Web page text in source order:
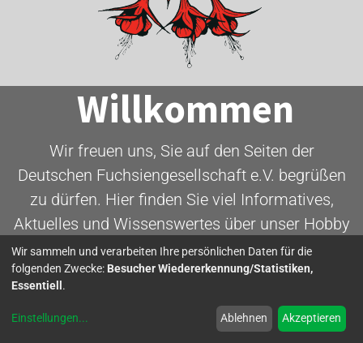
Willkommen
Wir freuen uns, Sie auf den Seiten der
Deutschen Fuchsiengesellschaft e.V. begrüßen
zu dürfen. Hier finden Sie viel Informatives,
Aktuelles und Wissenswertes über unser Hobby
- die Fuchsie.
Wir sammeln und verarbeiten Ihre persönlichen Daten für die
folgenden Zwecke: Besucher Wiedererkennung/Statistiken,
Essentiell .
Einstellungen... Ablehnen Akzeptieren